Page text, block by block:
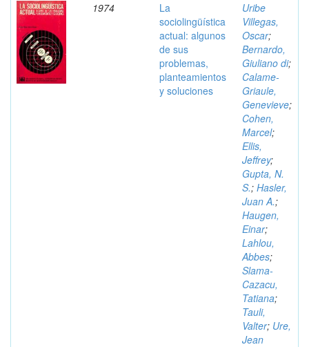
1974
La
sociolingüística
actual: algunos
de sus
problemas,
planteamientos
y soluciones
Uribe
Villegas,
Oscar;
Bernardo,
Giuliano di;
Calame-
Griaule,
Genevieve;
Cohen,
Marcel;
Ellis,
Jeffrey;
Gupta, N.
S.; Hasler,
Juan A.;
Haugen,
Einar;
Lahlou,
Abbes;
Slama-
Cazacu,
Tatiana;
Tauli,
Valter; Ure,
Jean